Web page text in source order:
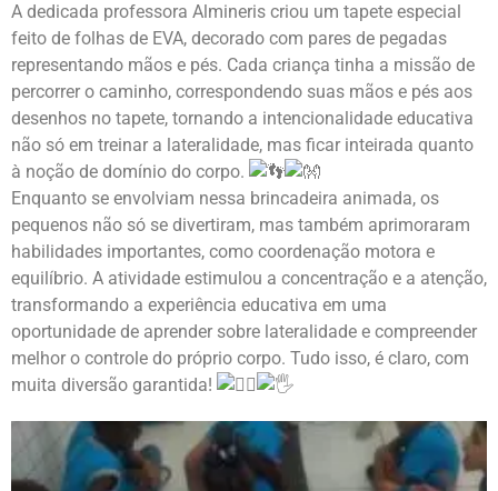
A dedicada professora Almineris criou um tapete especial
feito de folhas de EVA, decorado com pares de pegadas
representando mãos e pés. Cada criança tinha a missão de
percorrer o caminho, correspondendo suas mãos e pés aos
desenhos no tapete, tornando a intencionalidade educativa
não só em treinar a lateralidade, mas ficar inteirada quanto
à noção de domínio do corpo.
Enquanto se envolviam nessa brincadeira animada, os
pequenos não só se divertiram, mas também aprimoraram
habilidades importantes, como coordenação motora e
equilíbrio. A atividade estimulou a concentração e a atenção,
transformando a experiência educativa em uma
oportunidade de aprender sobre lateralidade e compreender
melhor o controle do próprio corpo. Tudo isso, é claro, com
muita diversão garantida!